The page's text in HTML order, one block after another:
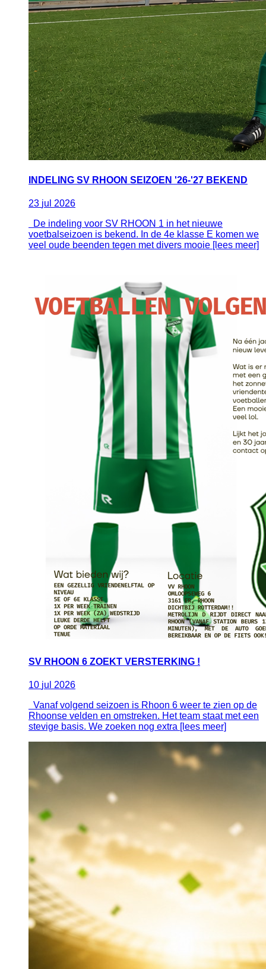
INDELING SV RHOON SEIZOEN '26-'27 BEKEND
23 jul 2026
De indeling voor SV RHOON 1 in het nieuwe
voetbalseizoen is bekend. In de 4e klasse E komen we
veel oude beenden tegen met divers mooie [lees meer]
SV RHOON 6 ZOEKT VERSTERKING !
10 jul 2026
Vanaf volgend seizoen is Rhoon 6 weer te zien op de
Rhoonse velden en omstreken. Het team staat met een
stevige basis. We zoeken nog extra [lees meer]